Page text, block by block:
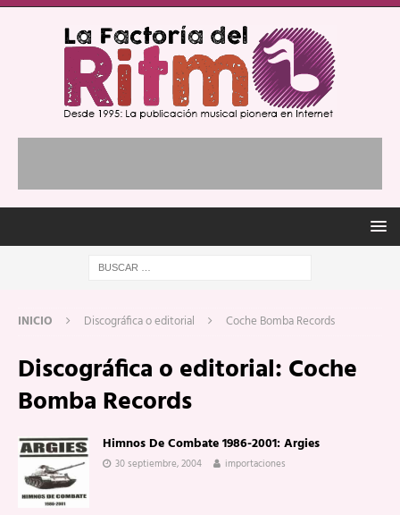
INICIO Discográfica o editorial Coche Bomba Records
Discográfica o editorial: Coche
Bomba Records
Himnos De Combate 1986-2001: Argies
30 septiembre, 2004 importaciones